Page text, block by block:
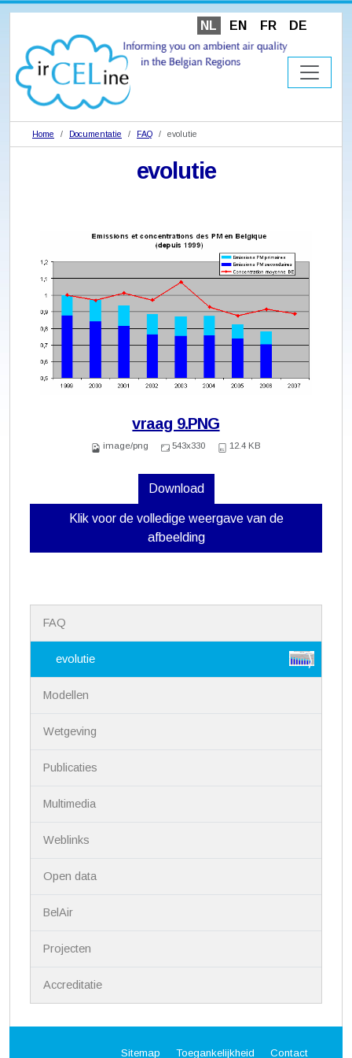
NL EN FR DE
Home Documentatie FAQ evolutie
evolutie
vraag 9.PNG
image/png 543x330 12.4 KB
Download
Klik voor de volledige weergave van de
afbeelding
v
FAQ
evolutie
Modellen
Wetgeving
Publicaties
Multimedia
Weblinks
Open data
BelAir
Projecten
Accreditatie
Sitemap Toegankelijkheid Contact